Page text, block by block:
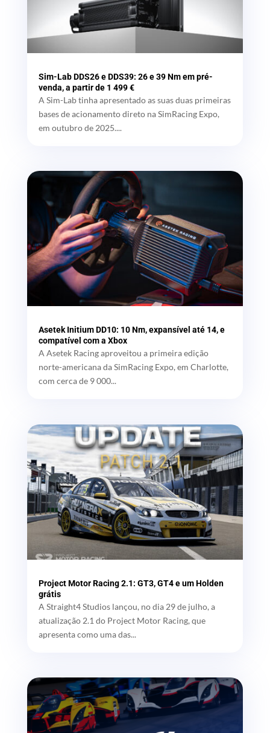
Sim-Lab DDS26 e DDS39: 26 e 39 Nm em pré-
venda, a partir de 1 499 €
A Sim-Lab tinha apresentado as suas duas primeiras
bases de acionamento direto na SimRacing Expo,
em outubro de 2025....
Asetek Initium DD10: 10 Nm, expansível até 14, e
compatível com a Xbox
A Asetek Racing aproveitou a primeira edição
norte-americana da SimRacing Expo, em Charlotte,
com cerca de 9 000...
Project Motor Racing 2.1: GT3, GT4 e um Holden
grátis
A Straight4 Studios lançou, no dia 29 de julho, a
atualização 2.1 do Project Motor Racing, que
apresenta como uma das...